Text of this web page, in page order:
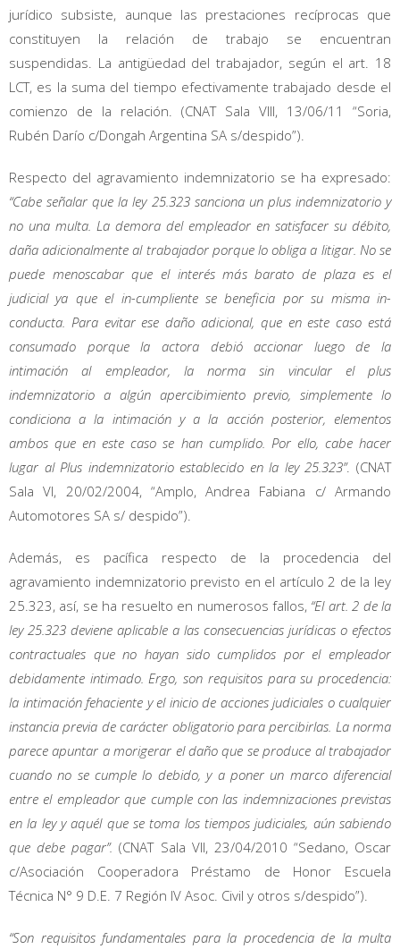
jurídico subsiste, aunque las prestaciones recíprocas que
constituyen la relación de trabajo se encuentran
suspendidas. La antigüedad del trabajador, según el art. 18
LCT, es la suma del tiempo efectivamente trabajado desde el
comienzo de la relación. (CNAT Sala VIII, 13/06/11 “Soria,
Rubén Darío c/Dongah Argentina SA s/despido”).
Respecto del agravamiento indemnizatorio se ha expresado:
“Cabe señalar que la ley 25.323 sanciona un plus indemnizatorio y
no una multa. La demora del empleador en satisfacer su débito,
daña adicionalmente al trabajador porque lo obliga a litigar. No se
puede menoscabar que el interés más barato de plaza es el
judicial ya que el in-cumpliente se beneficia por su misma in-
conducta. Para evitar ese daño adicional, que en este caso está
consumado porque la actora debió accionar luego de la
intimación al empleador, la norma sin vincular el plus
indemnizatorio a algún apercibimiento previo, simplemente lo
condiciona a la intimación y a la acción posterior, elementos
ambos que en este caso se han cumplido. Por ello, cabe hacer
lugar al Plus indemnizatorio establecido en la ley 25.323”. (CNAT
Sala VI, 20/02/2004, “Amplo, Andrea Fabiana c/ Armando
Automotores SA s/ despido”).
Además, es pacífica respecto de la procedencia del
agravamiento indemnizatorio previsto en el artículo 2 de la ley
25.323, así, se ha resuelto en numerosos fallos, “El art. 2 de la
ley 25.323 deviene aplicable a las consecuencias jurídicas o efectos
contractuales que no hayan sido cumplidos por el empleador
debidamente intimado. Ergo, son requisitos para su procedencia:
la intimación fehaciente y el inicio de acciones judiciales o cualquier
instancia previa de carácter obligatorio para percibirlas. La norma
parece apuntar a morigerar el daño que se produce al trabajador
cuando no se cumple lo debido, y a poner un marco diferencial
entre el empleador que cumple con las indemnizaciones previstas
en la ley y aquél que se toma los tiempos judiciales, aún sabiendo
que debe pagar”. (CNAT Sala VII, 23/04/2010 “Sedano, Oscar
c/Asociación Cooperadora Préstamo de Honor Escuela
Técnica N° 9 D.E. 7 Región IV Asoc. Civil y otros s/despido”).
“Son requisitos fundamentales para la procedencia de la multa